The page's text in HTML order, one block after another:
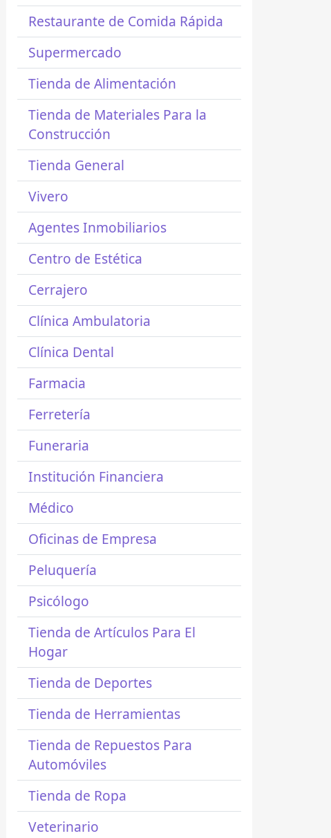
Restaurante de Comida Rápida
Supermercado
Tienda de Alimentación
Tienda de Materiales Para la
Construcción
Tienda General
Vivero
Agentes Inmobiliarios
Centro de Estética
Cerrajero
Clínica Ambulatoria
Clínica Dental
Farmacia
Ferretería
Funeraria
Institución Financiera
Médico
Oficinas de Empresa
Peluquería
Psicólogo
Tienda de Artículos Para El
Hogar
Tienda de Deportes
Tienda de Herramientas
Tienda de Repuestos Para
Automóviles
Tienda de Ropa
Veterinario